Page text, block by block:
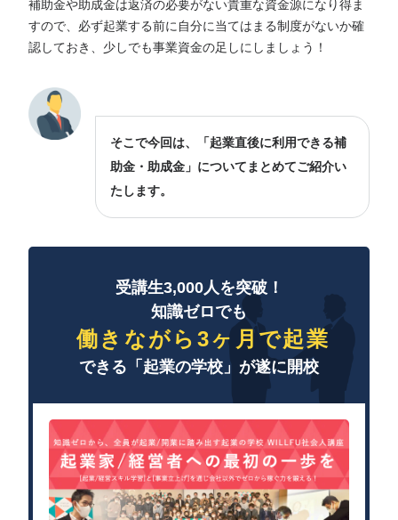
補助金や助成金は返済の必要がない貴重な資金源になり得ま
すので、必ず起業する前に自分に当てはまる制度がないか確
認しておき、少しでも事業資金の足しにしましょう！
そこで今回は、「起業直後に利用できる補
助金・助成金」についてまとめてご紹介い
たします。
受講生3,000人を突破！
知識ゼロでも
働きながら3ヶ月で起業
できる「起業の学校」が遂に開校